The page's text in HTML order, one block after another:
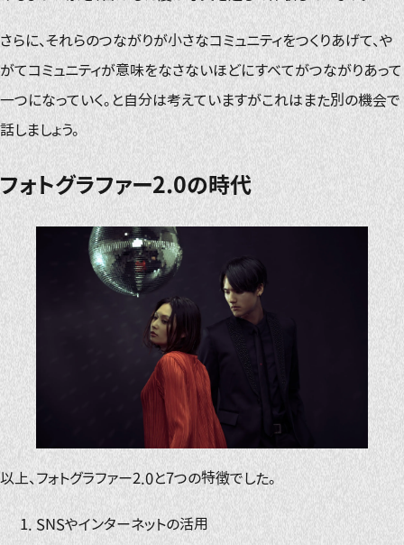
さらに、それらのつながりが小さなコミュニティをつくりあげて、や
がてコミュニティが意味をなさないほどにすべてがつながりあって
一つになっていく。と自分は考えていますがこれはまた別の機会で
話しましょう。
フォトグラファー2.0の時代
以上、フォトグラファー2.0と7つの特徴でした。
SNSやインターネットの活用